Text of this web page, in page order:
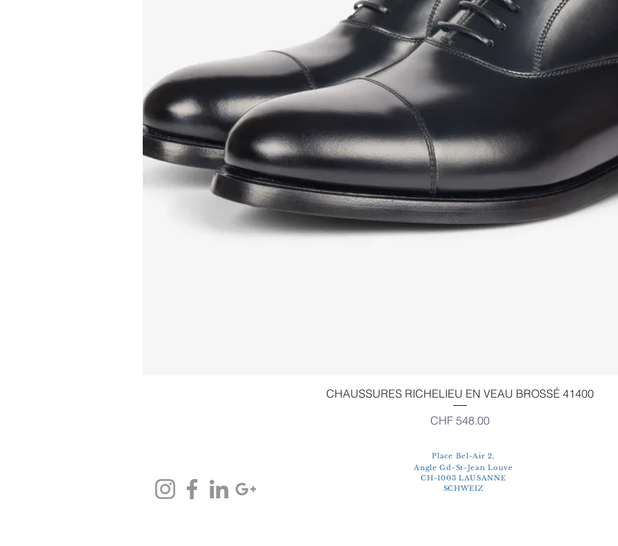
Schnellansicht
CHAUSSURES RICHELIEU EN VEAU BROSSÉ 41400
Preis
CHF 548.00
Place Bel-Air 2,
Angle Gd-St-Jean Louve
CH-1003 LAUSANNE
SCHWEIZ